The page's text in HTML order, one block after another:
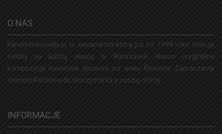
O NAS
Kwiatkihonoratki.pl to kwiaciarnia która już od 1999 roku oferuje
kwiaty na każdą okazję w Warszawie. Nasze oryginalne
kompozycje kwiatowe doceniło już wielu Klientów. Zapraszamy
również Państwa do skorzystania z naszej oferty.
INFORMACJE